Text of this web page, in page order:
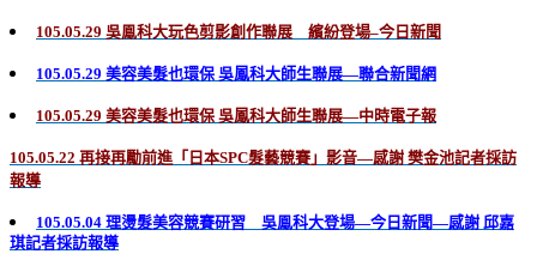
105.05.29 吳鳯科大玩色剪影創作聯展 繽紛登場–今日新聞
105.05.29 美容美髮也環保 吳鳳科大師生聯展—聯合新聞網
105.05.29 美容美髮也環保 吳鳳科大師生聯展—中時電子報
105.05.22 再接再勵前進「日本SPC髮藝競賽」影音—感謝 樊金池記者採訪
報導
105.05.04 理燙髮美容競賽研習 吳鳯科大登場—今日新聞—感謝 邱嘉
琪記者採訪報導